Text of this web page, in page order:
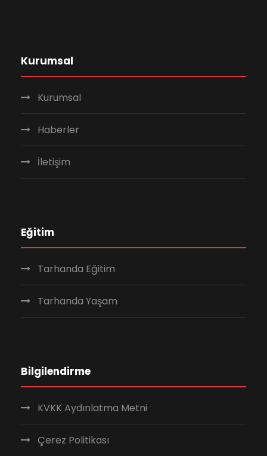
Kurumsal
Kurumsal
Haberler
İletişim
Eğitim
Tarhanda Eğitim
Tarhanda Yaşam
Bilgilendirme
KVKK Aydınlatma Metni
Çerez Politikası